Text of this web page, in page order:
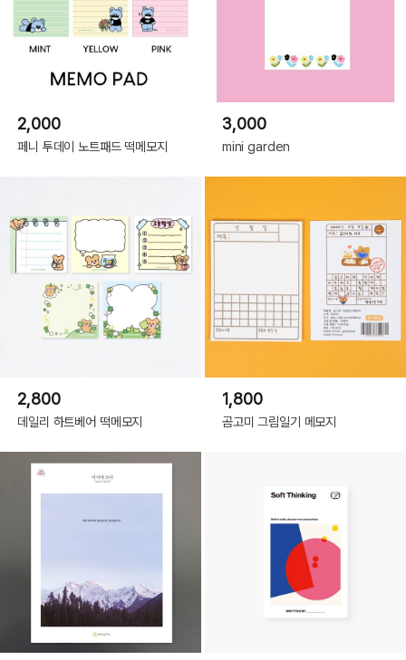
2,000
페니 투데이 노트패드 떡메모지
3,000
mini garden
2,800
데일리 하트베어 떡메모지
1,800
곰고미 그림일기 메모지